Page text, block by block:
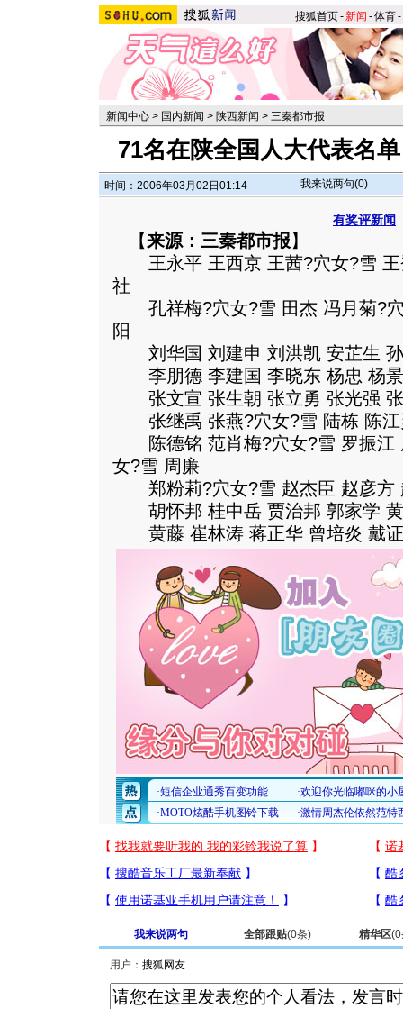
搜狐首页-新闻 -体育-
新闻中心 > 国内新闻 > 陕西新闻 > 三秦都市报
71名在陕全国人大代表名
时间：2006年03月02日01:14 我来说两句(0)
有奖评新闻
【来源：三秦都市报】
王永平 王西京 王茜?穴女?雪 王
社
孔祥梅?穴女?雪 田杰 冯月菊?穴
阳
刘华国 刘建申 刘洪凯 安芷生 孙
李朋德 李建国 李晓东 杨忠 杨景
张文宣 张生朝 张立勇 张光强 张
张继禹 张燕?穴女?雪 陆栋 陈江
陈德铭 范肖梅?穴女?雪 罗振江
女?雪 周廉
郑粉莉?穴女?雪 赵杰臣 赵彦方
胡怀邦 桂中岳 贾治邦 郭家学 黄
黄藤 崔林涛 蒋正华 曾培炎 戴证
我来说两句 全部跟贴(0条) 精华区(0
用户：